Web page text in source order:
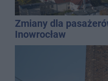
Zmiany dla
Inowrocław